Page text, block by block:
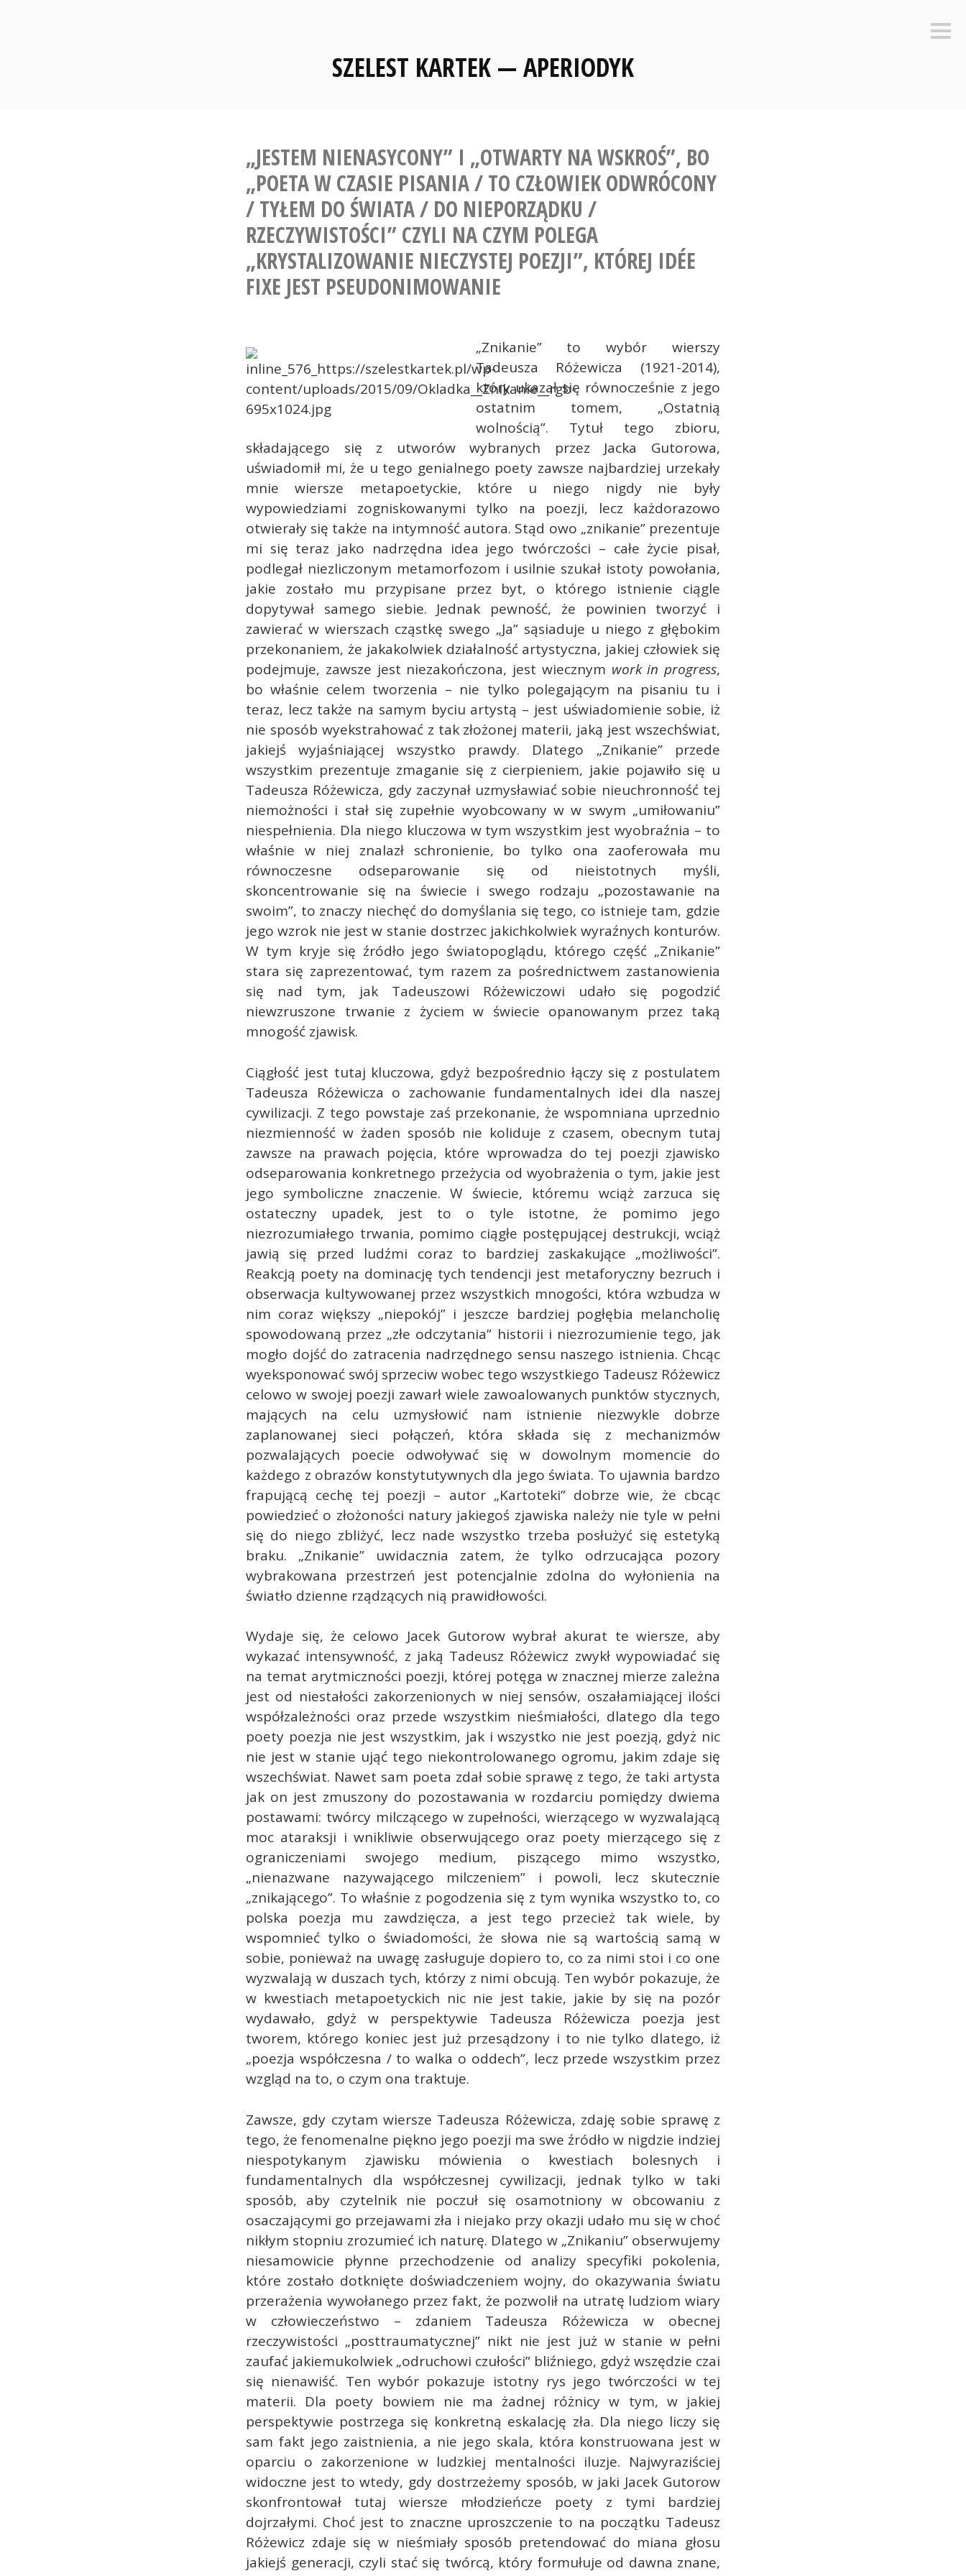
SZELEST KARTEK — APERIODYK
„JESTEM NIENASYCONY” I „OTWARTY NA WSKROŚ”, BO
„POETA W CZASIE PISANIA / TO CZŁOWIEK ODWRÓCONY
/ TYŁEM DO ŚWIATA / DO NIEPORZĄDKU /
RZECZYWISTOŚCI” CZYLI NA CZYM POLEGA
„KRYSTALIZOWANIE NIECZYSTEJ POEZJI”, KTÓREJ IDÉE
FIXE JEST PSEUDONIMOWANIE
„Znikanie” to wybór wierszy
Tadeusza Różewicza (1921-2014),
który ukazał się równocześnie z jego
ostatnim tomem, „Ostatnią
wolnością”. Tytuł tego zbioru,
składającego się z utworów wybranych przez Jacka Gutorowa,
uświadomił mi, że u tego genialnego poety zawsze najbardziej urzekały
mnie wiersze metapoetyckie, które u niego nigdy nie były
wypowiedziami zogniskowanymi tylko na poezji, lecz każdorazowo
otwierały się także na intymność autora. Stąd owo „znikanie” prezentuje
mi się teraz jako nadrzędna idea jego twórczości – całe życie pisał,
podlegał niezliczonym metamorfozom i usilnie szukał istoty powołania,
jakie zostało mu przypisane przez byt, o którego istnienie ciągle
dopytywał samego siebie. Jednak pewność, że powinien tworzyć i
zawierać w wierszach cząstkę swego „Ja” sąsiaduje u niego z głębokim
przekonaniem, że jakakolwiek działalność artystyczna, jakiej człowiek się
podejmuje, zawsze jest niezakończona, jest wiecznym work in progress,
bo właśnie celem tworzenia – nie tylko polegającym na pisaniu tu i
teraz, lecz także na samym byciu artystą – jest uświadomienie sobie, iż
nie sposób wyekstrahować z tak złożonej materii, jaką jest wszechświat,
jakiejś wyjaśniającej wszystko prawdy. Dlatego „Znikanie” przede
wszystkim prezentuje zmaganie się z cierpieniem, jakie pojawiło się u
Tadeusza Różewicza, gdy zaczynał uzmysławiać sobie nieuchronność tej
niemożności i stał się zupełnie wyobcowany w w swym „umiłowaniu”
niespełnienia. Dla niego kluczowa w tym wszystkim jest wyobraźnia – to
właśnie w niej znalazł schronienie, bo tylko ona zaoferowała mu
równoczesne odseparowanie się od nieistotnych myśli,
skoncentrowanie się na świecie i swego rodzaju „pozostawanie na
swoim”, to znaczy niechęć do domyślania się tego, co istnieje tam, gdzie
jego wzrok nie jest w stanie dostrzec jakichkolwiek wyraźnych konturów.
W tym kryje się źródło jego światopoglądu, którego część „Znikanie”
stara się zaprezentować, tym razem za pośrednictwem zastanowienia
się nad tym, jak Tadeuszowi Różewiczowi udało się pogodzić
niewzruszone trwanie z życiem w świecie opanowanym przez taką
mnogość zjawisk.
Ciągłość jest tutaj kluczowa, gdyż bezpośrednio łączy się z postulatem
Tadeusza Różewicza o zachowanie fundamentalnych idei dla naszej
cywilizacji. Z tego powstaje zaś przekonanie, że wspomniana uprzednio
niezmienność w żaden sposób nie koliduje z czasem, obecnym tutaj
zawsze na prawach pojęcia, które wprowadza do tej poezji zjawisko
odseparowania konkretnego przeżycia od wyobrażenia o tym, jakie jest
jego symboliczne znaczenie. W świecie, któremu wciąż zarzuca się
ostateczny upadek, jest to o tyle istotne, że pomimo jego
niezrozumiałego trwania, pomimo ciągłe postępującej destrukcji, wciąż
jawią się przed ludźmi coraz to bardziej zaskakujące „możliwości”.
Reakcją poety na dominację tych tendencji jest metaforyczny bezruch i
obserwacja kultywowanej przez wszystkich mnogości, która wzbudza w
nim coraz większy „niepokój” i jeszcze bardziej pogłębia melancholię
spowodowaną przez „złe odczytania” historii i niezrozumienie tego, jak
mogło dojść do zatracenia nadrzędnego sensu naszego istnienia. Chcąc
wyeksponować swój sprzeciw wobec tego wszystkiego Tadeusz Różewicz
celowo w swojej poezji zawarł wiele zawoalowanych punktów stycznych,
mających na celu uzmysłowić nam istnienie niezwykle dobrze
zaplanowanej sieci połączeń, która składa się z mechanizmów
pozwalających poecie odwoływać się w dowolnym momencie do
każdego z obrazów konstytutywnych dla jego świata. To ujawnia bardzo
frapującą cechę tej poezji – autor „Kartoteki” dobrze wie, że cbcąc
powiedzieć o złożoności natury jakiegoś zjawiska należy nie tyle w pełni
się do niego zbliżyć, lecz nade wszystko trzeba posłużyć się estetyką
braku. „Znikanie” uwidacznia zatem, że tylko odrzucająca pozory
wybrakowana przestrzeń jest potencjalnie zdolna do wyłonienia na
światło dzienne rządzących nią prawidłowości.
Wydaje się, że celowo Jacek Gutorow wybrał akurat te wiersze, aby
wykazać intensywność, z jaką Tadeusz Różewicz zwykł wypowiadać się
na temat arytmiczności poezji, której potęga w znacznej mierze zależna
jest od niestałości zakorzenionych w niej sensów, oszałamiającej ilości
współzależności oraz przede wszystkim nieśmiałości, dlatego dla tego
poety poezja nie jest wszystkim, jak i wszystko nie jest poezją, gdyż nic
nie jest w stanie ująć tego niekontrolowanego ogromu, jakim zdaje się
wszechświat. Nawet sam poeta zdał sobie sprawę z tego, że taki artysta
jak on jest zmuszony do pozostawania w rozdarciu pomiędzy dwiema
postawami: twórcy milczącego w zupełności, wierzącego w wyzwalającą
moc ataraksji i wnikliwie obserwującego oraz poety mierzącego się z
ograniczeniami swojego medium, piszącego mimo wszystko,
„nienazwane nazywającego milczeniem” i powoli, lecz skutecznie
„znikającego”. To właśnie z pogodzenia się z tym wynika wszystko to, co
polska poezja mu zawdzięcza, a jest tego przecież tak wiele, by
wspomnieć tylko o świadomości, że słowa nie są wartością samą w
sobie, ponieważ na uwagę zasługuje dopiero to, co za nimi stoi i co one
wyzwalają w duszach tych, którzy z nimi obcują. Ten wybór pokazuje, że
w kwestiach metapoetyckich nic nie jest takie, jakie by się na pozór
wydawało, gdyż w perspektywie Tadeusza Różewicza poezja jest
tworem, którego koniec jest już przesądzony i to nie tylko dlatego, iż
„poezja współczesna / to walka o oddech”, lecz przede wszystkim przez
wzgląd na to, o czym ona traktuje.
Zawsze, gdy czytam wiersze Tadeusza Różewicza, zdaję sobie sprawę z
tego, że fenomenalne piękno jego poezji ma swe źródło w nigdzie indziej
niespotykanym zjawisku mówienia o kwestiach bolesnych i
fundamentalnych dla współczesnej cywilizacji, jednak tylko w taki
sposób, aby czytelnik nie poczuł się osamotniony w obcowaniu z
osaczającymi go przejawami zła i niejako przy okazji udało mu się w choć
nikłym stopniu zrozumieć ich naturę. Dlatego w „Znikaniu” obserwujemy
niesamowicie płynne przechodzenie od analizy specyfiki pokolenia,
które zostało dotknięte doświadczeniem wojny, do okazywania światu
przerażenia wywołanego przez fakt, że pozwolił na utratę ludziom wiary
w człowieczeństwo – zdaniem Tadeusza Różewicza w obecnej
rzeczywistości „posttraumatycznej” nikt nie jest już w stanie w pełni
zaufać jakiemukolwiek „odruchowi czułości” bliźniego, gdyż wszędzie czai
się nienawiść. Ten wybór pokazuje istotny rys jego twórczości w tej
materii. Dla poety bowiem nie ma żadnej różnicy w tym, w jakiej
perspektywie postrzega się konkretną eskalację zła. Dla niego liczy się
sam fakt jego zaistnienia, a nie jego skala, która konstruowana jest w
oparciu o zakorzenione w ludzkiej mentalności iluzje. Najwyraziściej
widoczne jest to wtedy, gdy dostrzeżemy sposób, w jaki Jacek Gutorow
skonfrontował tutaj wiersze młodzieńcze poety z tymi bardziej
dojrzałymi. Choć jest to znaczne uproszczenie to na początku Tadeusz
Różewicz zdaje się w nieśmiały sposób pretendować do miana głosu
jakiejś generacji, czyli stać się twórcą, który formułuje od dawna znane,